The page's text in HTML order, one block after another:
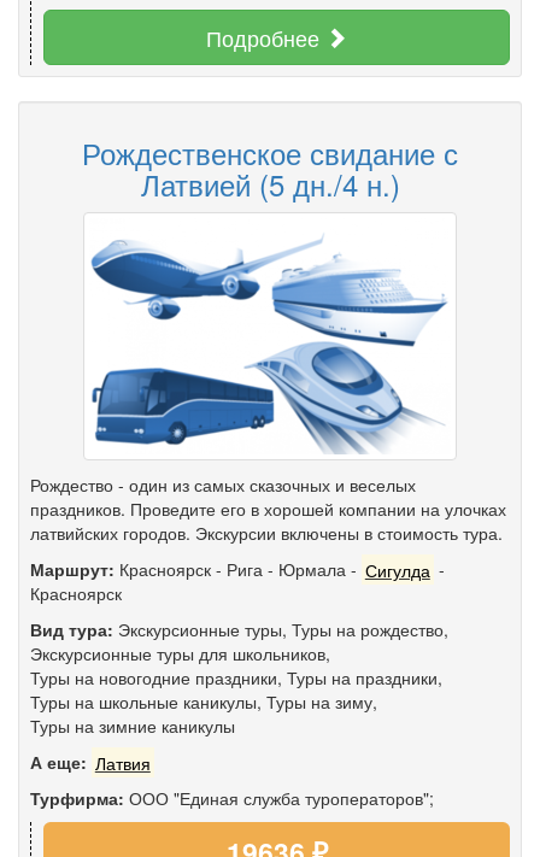
Подробнее
Рождественское свидание с
Латвией (5 дн./4 н.)
Рождество - один из самых сказочных и веселых
праздников. Проведите его в хорошей компании на улочках
латвийских городов. Экскурсии включены в стоимость тура.
Маршрут: Красноярск - Рига - Юрмала - Сигулда -
Красноярск
Вид тура: Экскурсионные туры, Туры на рождество,
Экскурсионные туры для школьников,
Туры на новогодние праздники, Туры на праздники,
Туры на школьные каникулы, Туры на зиму,
Туры на зимние каникулы
А еще: Латвия
Турфирма: ООО "Единая служба туроператоров";